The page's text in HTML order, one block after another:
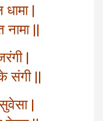
|
||
|
संगी ||
|